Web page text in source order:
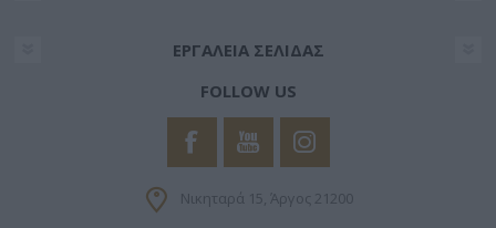
ΕΡΓΑΛΕΊΑ ΣΕΛΊΔΑΣ
FOLLOW US
Νικηταρά 15, Άργος 21200